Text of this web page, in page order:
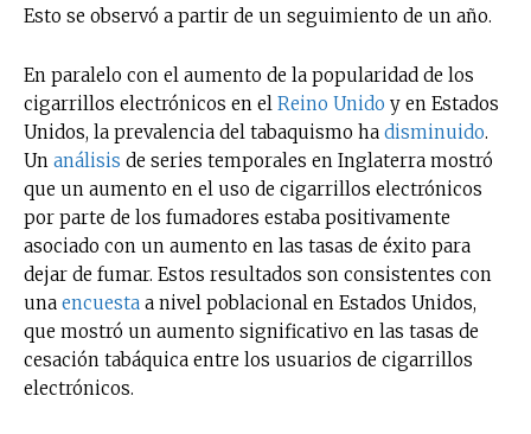
Esto se observó a partir de un seguimiento de un año.
En paralelo con el aumento de la popularidad de los
cigarrillos electrónicos en el Reino Unido y en Estados
Unidos, la prevalencia del tabaquismo ha disminuido.
Un análisis de series temporales en Inglaterra mostró
que un aumento en el uso de cigarrillos electrónicos
por parte de los fumadores estaba positivamente
asociado con un aumento en las tasas de éxito para
dejar de fumar. Estos resultados son consistentes con
una encuesta a nivel poblacional en Estados Unidos,
que mostró un aumento significativo en las tasas de
cesación tabáquica entre los usuarios de cigarrillos
electrónicos.